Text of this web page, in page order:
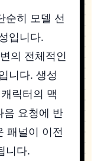
순히 모델 선
입니다.
의 전체적인
니다. 생성
릭터의 맥
음 요청에 반
패널이 이전
니다.